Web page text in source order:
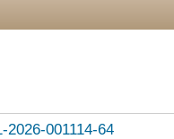
001114-64